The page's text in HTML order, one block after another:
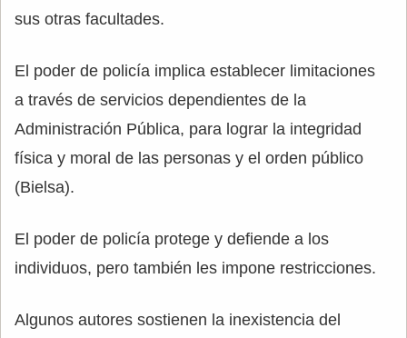
sus otras facultades.
El poder de policía implica establecer limitaciones
a través de servicios dependientes de la
Administración Pública, para lograr la integridad
física y moral de las personas y el orden público
(Bielsa).
El poder de policía protege y defiende a los
individuos, pero también les impone restricciones.
Algunos autores sostienen la inexistencia del